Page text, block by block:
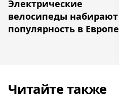
Электрические
велосипеды набирают
популярность в Европе
Читайте также